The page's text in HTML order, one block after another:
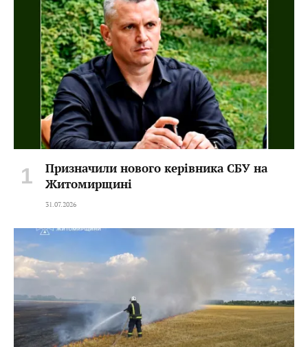
Призначили нового керівника СБУ на
Житомирщині
31.07.2026